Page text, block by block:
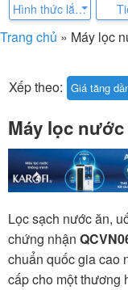
Trang chủ » Máy lọc
Xếp theo: Giá tăng
Máy lọc
Lọc sạch nước ăn,
chứng nhận
chuẩn quốc gia cao
cấp cho một thương
Hình thức lắp đặt